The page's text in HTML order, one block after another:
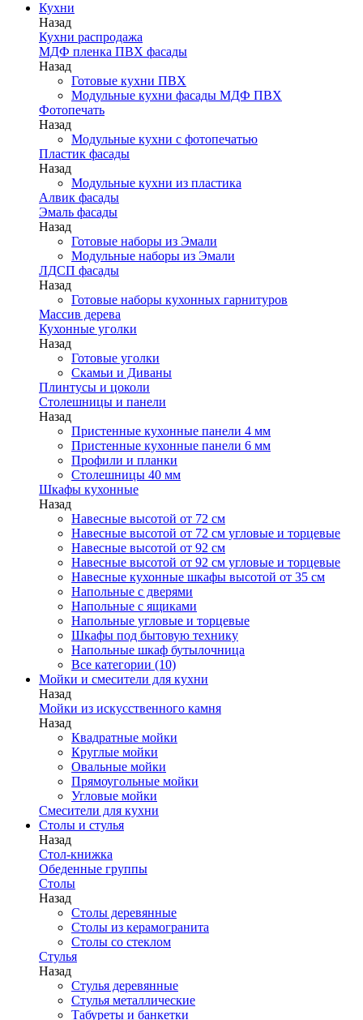
Кухни
Назад
Кухни распродажа
МДФ пленка ПВХ фасады
Назад
Готовые кухни ПВХ
Модульные кухни фасады МДФ ПВХ
Фотопечать
Назад
Модульные кухни с фотопечатью
Пластик фасады
Назад
Модульные кухни из пластика
Алвик фасады
Эмаль фасады
Назад
Готовые наборы из Эмали
Модульные наборы из Эмали
ЛДСП фасады
Назад
Готовые наборы кухонных гарнитуров
Массив дерева
Кухонные уголки
Назад
Готовые уголки
Скамьи и Диваны
Плинтусы и цоколи
Столешницы и панели
Назад
Пристенные кухонные панели 4 мм
Пристенные кухонные панели 6 мм
Профили и планки
Столешницы 40 мм
Шкафы кухонные
Назад
Навесные высотой от 72 см
Навесные высотой от 72 см угловые и торцевые
Навесные высотой от 92 см
Навесные высотой от 92 см угловые и торцевые
Навесные кухонные шкафы высотой от 35 см
Напольные с дверями
Напольные с ящиками
Напольные угловые и торцевые
Шкафы под бытовую технику
Напольные шкаф бутылочница
Все категории (10)
Мойки и смесители для кухни
Назад
Мойки из искусственного камня
Назад
Квадратные мойки
Круглые мойки
Овальные мойки
Прямоугольные мойки
Угловые мойки
Смесители для кухни
Столы и стулья
Назад
Стол-книжка
Обеденные группы
Столы
Назад
Столы деревянные
Столы из керамогранита
Столы со стеклом
Стулья
Назад
Стулья деревянные
Стулья металлические
Табуреты и банкетки